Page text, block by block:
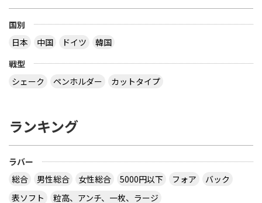
国別
日本
中国 ドイツ
韓国
戦型
シェーク
ペンホルダー カットタイプ
ランキング
ラバー
総合
男性総合 女性総合 5000円以下 フォア
バック
表ソフト
粒高、アンチ、一枚、ラージ